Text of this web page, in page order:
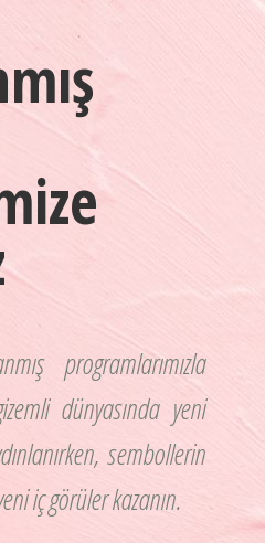
programlarımızla
dünyasında yeni
sembollerin
iç görüler kazanın.